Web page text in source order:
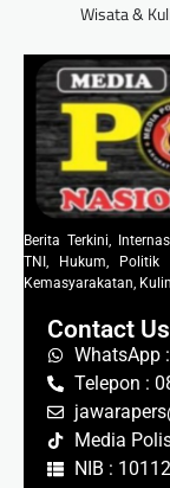
Wisata &
Berita Terkini,
TNI, Hukum, Politik
Kemasyarakatan,
Contact Us
WhatsApp
Telepon :
Media
NIB :